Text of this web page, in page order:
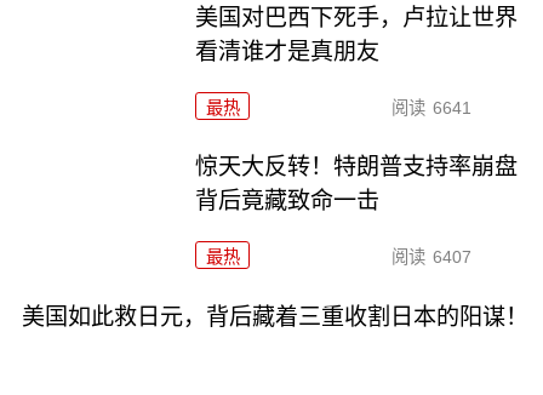
美国对巴西下死手，卢拉让世界
看清谁才是真朋友
最热 阅读 6641
惊天大反转！特朗普支持率崩盘
背后竟藏致命一击
最热 阅读 6407
美国如此救日元，背后藏着三重收割日本的阳谋！